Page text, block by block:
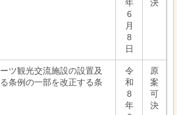
年
6
月
8
日
決
ツ観光交流施設の設置及
条例の一部を改正する条
令
和
8
年
原
案
可
決